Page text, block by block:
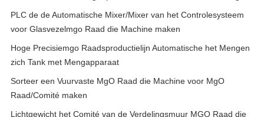
PLC de de Automatische Mixer/Mixer van het Controlesysteem
voor Glasvezelmgo Raad die Machine maken
Hoge Precisiemgo Raadsproductielijn Automatische het Mengen
zich Tank met Mengapparaat
Sorteer een Vuurvaste MgO Raad die Machine voor MgO
Raad/Comité maken
Lichtgewicht het Comité van de Verdelingsmuur MGO Raad die